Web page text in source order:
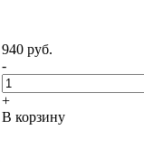
940 руб.
-
+
В корзину